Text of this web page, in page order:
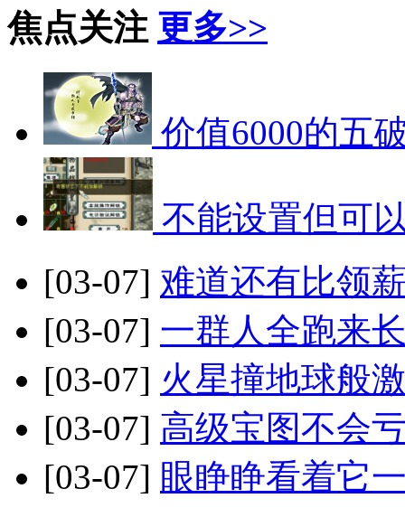
焦点关注 更多>>
价值6000的五
不能设置但可
[03-07] 难道还有比领
[03-07] 一群人全跑来
[03-07] 火星撞地球般
[03-07] 高级宝图不会
[03-07] 眼睁睁看着它